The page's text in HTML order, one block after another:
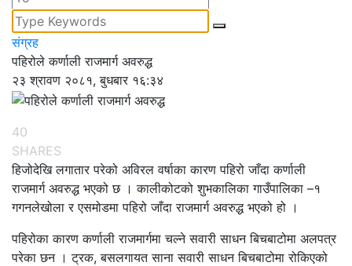
संग्रह
पहिरोले कर्णाली राजमार्ग अवरुद्ध
२३ श्रावण २०८१, बुधबार १६:३४
40
SHARES
हिजोदेखि लगातार परेको अविरल वर्षाका कारण पहिरो जाँदा कर्णाली
राजमार्ग अवरुद्ध भएको छ । कालीकोटको शुभकालिका गाउँपालिका –१
गगनलेखोला र एसमोडमा पहिरो जाँदा राजमार्ग अवरुद्ध भएको हो ।
पहिरोका कारण कर्णाली राजमार्गमा चल्ने सवारी साधन बिचबाटोमा अलपत्र
परेका छन । ट्रक, बसलगायत साना सवारी साधन बिचबाटोमा रोकिएको